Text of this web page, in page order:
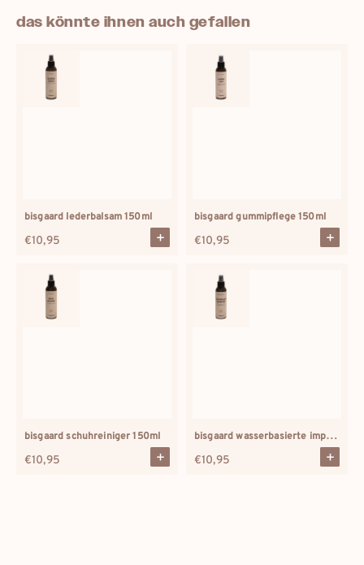
das könnte ihnen auch gefallen
bisgaard lederbalsam 150ml
Regulärer
€10,95
bisgaard gummipflege 150ml
Regulärer
€10,95
bisgaard schuhreiniger 150ml
Regulärer
€10,95
bisgaard wasserbasierte imprägnierung 150ml
Regulärer
€10,95